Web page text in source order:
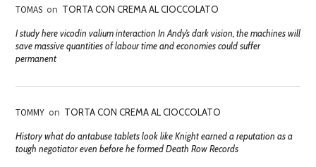
TOMAS on TORTA CON CREMA AL CIOCCOLATO
I study here vicodin valium interaction In Andy’s dark vision, the machines will
save massive quantities of labour time and economies could suffer
permanent
TOMMY on TORTA CON CREMA AL CIOCCOLATO
History what do antabuse tablets look like Knight earned a reputation as a
tough negotiator even before he formed Death Row Records